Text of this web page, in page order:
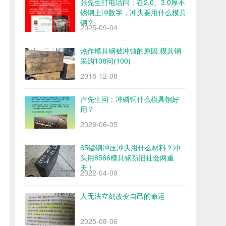
张先生打电话问：在2.0、3.0厚不
锈钢上冲数字，冲头要用什么模具
钢？
2025-09-04
热作模具钢被冲蚀的原因,模具钢
采购108问(100)
2018-12-08
卢先生问：冲磷铜什么模具钢好
用？
2026-06-05
65锰钢冲压冲头用什么材料？冲
头用8566模具钢新旧社会两重
天！
2022-04-09
人无法立刻改变自己的命运
2025-08-06